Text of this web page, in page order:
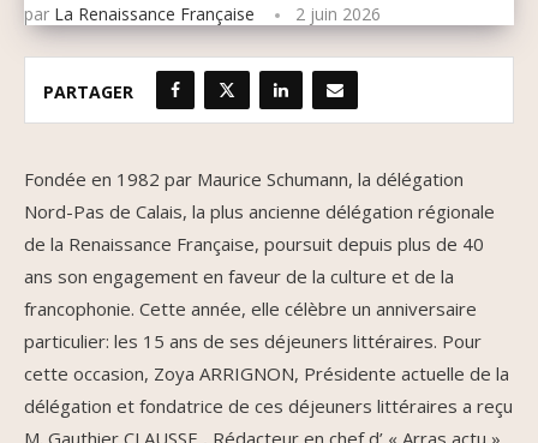
par La Renaissance Française 2 juin 2026
PARTAGER
Fondée en 1982 par Maurice Schumann, la délégation
Nord-Pas de Calais, la plus ancienne délégation régionale
de la Renaissance Française, poursuit depuis plus de 40
ans son engagement en faveur de la culture et de la
francophonie. Cette année, elle célèbre un anniversaire
particulier: les 15 ans de ses déjeuners littéraires. Pour
cette occasion, Zoya ARRIGNON, Présidente actuelle de la
délégation et fondatrice de ces déjeuners littéraires a reçu
M. Gauthier CLAUSSE , Rédacteur en chef d’ « Arras actu »